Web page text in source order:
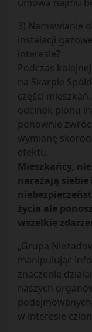
3) Namawianie
instalacji
interesie?
Podczas
na Skarpie
części
odcinek pionu
ponownie
wymianę
efektu.
Mieszkańcy,
narażają
życia ale
wszelkie
„Grupa
manipulując
znaczenie
naszych
podejmowanych
w interesie